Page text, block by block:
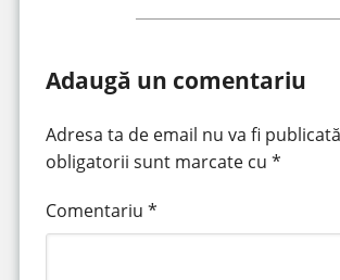
Adaugă un comentariu
Adresa ta de email nu va fi
obligatorii sunt marcate cu *
Comentariu *